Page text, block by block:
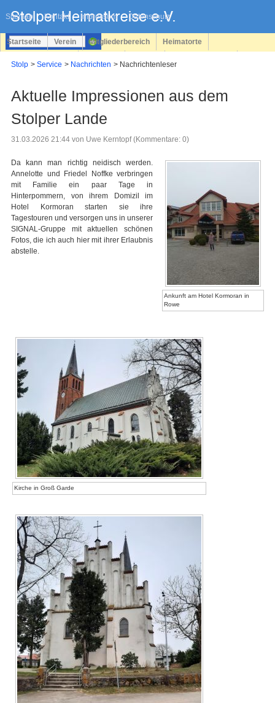
Sitemap Kontakt Impressum Datenschutz
überspringen
Startseite Verein Mitgliederbereich Heimatorte
Stolp Service Nachrichten Nachrichtenleser
Aktuelle Impressionen aus dem
Stolper Lande
31.03.2026 21:44 von Uwe Kerntopf (Kommentare: 0)
Ankunft am Hotel Kormoran in
Rowe
Da kann man richtig neidisch werden.
Annelotte und Friedel Noffke verbringen
mit Familie ein paar Tage in
Hinterpommern, von ihrem Domizil im
Hotel Kormoran starten sie ihre
Tagestouren und versorgen uns in unserer
SIGNAL-Gruppe mit aktuellen schönen
Fotos, die ich auch hier mit ihrer Erlaubnis
abstelle.
Kirche in Groß Garde